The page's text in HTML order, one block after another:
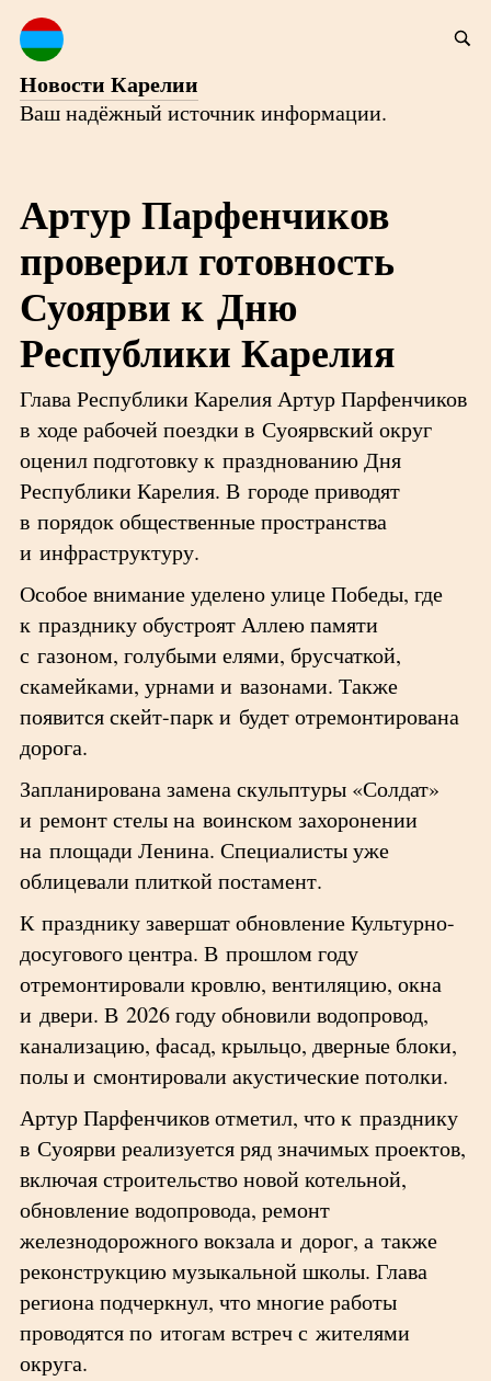
Новости Карелии
Ваш надёжный источник информации.
Артур Парфенчиков
проверил готовность
Суоярви к Дню
Республики Карелия
Глава Республики Карелия Артур Парфенчиков
в ходе рабочей поездки в Суоярвский округ
оценил подготовку к празднованию Дня
Республики Карелия. В городе приводят
в порядок общественные пространства
и инфраструктуру.
Особое внимание уделено улице Победы, где
к празднику обустроят Аллею памяти
с газоном, голубыми елями, брусчаткой,
скамейками, урнами и вазонами. Также
появится скейт-парк и будет отремонтирована
дорога.
Запланирована замена скульптуры «Солдат»
и ремонт стелы на воинском захоронении
на площади Ленина. Специалисты уже
облицевали плиткой постамент.
К празднику завершат обновление Культурно-
досугового центра. В прошлом году
отремонтировали кровлю, вентиляцию, окна
и двери. В 2026 году обновили водопровод,
канализацию, фасад, крыльцо, дверные блоки,
полы и смонтировали акустические потолки.
Артур Парфенчиков отметил, что к празднику
в Суоярви реализуется ряд значимых проектов,
включая строительство новой котельной,
обновление водопровода, ремонт
железнодорожного вокзала и дорог, а также
реконструкцию музыкальной школы. Глава
региона подчеркнул, что многие работы
проводятся по итогам встреч с жителями
округа.